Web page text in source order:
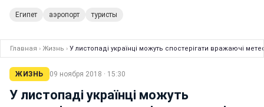
Египет аэропорт туристы
Главная › Жизнь › У листопаді українці можуть спостерігати вражаючі
ЖИЗНЬ 09 ноября 2018 · 15:30
У листопаді українці можуть